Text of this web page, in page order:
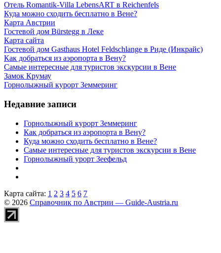
Отель Romantik-Villa LebensART в Reichenfels
Куда можно сходить бесплатно в Вене?
Карта Австрии
Гостевой дом Bürstegg в Леке
Карта сайта
Гостевой дом Gasthaus Hotel Feldschlange в Риде (Инкрайс)
Как добраться из аэропорта в Вену?
Самые интересные для туристов экскурсии в Вене
Замок Крумау
Горнолыжный курорт Земмеринг
Недавние записи
Горнолыжный курорт Земмеринг
Как добраться из аэропорта в Вену?
Куда можно сходить бесплатно в Вене?
Самые интересные для туристов экскурсии в Вене
Горнолыжный урорт Зеефельд
Карта сайта: 1 2 3 4 5 6 7
© 2026 Справочник по Австрии — Guide-Austria.ru